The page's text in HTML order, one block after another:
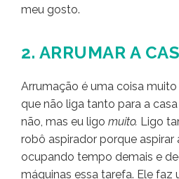
meu gosto.
2. ARRUMAR A
Arrumação é uma coisa
que não liga tanto para a
não, mas eu ligo muito. Ligo
robô aspirador porque aspirar
ocupando tempo demais e
máquinas essa tarefa. Ele faz